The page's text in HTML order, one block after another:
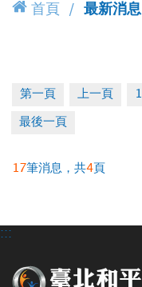
首頁 最新消息
第一頁 上一頁 1
最後一頁
17筆消息，共4 頁
:::